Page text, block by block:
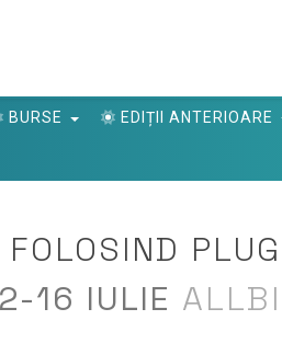
BURSE EDIȚII ANTERIOARE
16 IULIE